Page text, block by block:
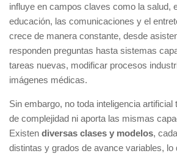
influye en campos claves como la salud,
educación, las comunicaciones y el
crece de manera constante, desde
responden preguntas hasta sistemas
tareas nuevas, modificar procesos
imágenes médicas.
Sin embargo, no toda inteligencia
de complejidad ni aporta las mismas
Existen diversas clases y modelos,
distintas y grados de avance variables, lo